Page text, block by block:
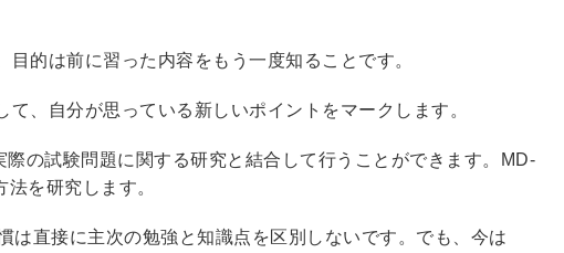
的は前に習った内容をもう一度知ることです。
、自分が思っている新しいポイントをマークします。
の試験問題に関する研究と結合して行うことができます。MD-
を研究します。
は直接に主次の勉強と知識点を区別しないです。でも、今は